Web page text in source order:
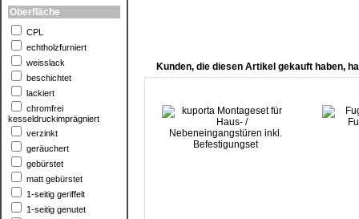
Kunden, die diesen Artikel gekauft haben,
Oberfläche
CPL
echtholzfurniert
weisslack
beschichtet
lackiert
chromfrei
kesseldruckimprägniert
verzinkt
geräuchert
gebürstet
matt gebürstet
1-seitig geriffelt
1-seitig genutet